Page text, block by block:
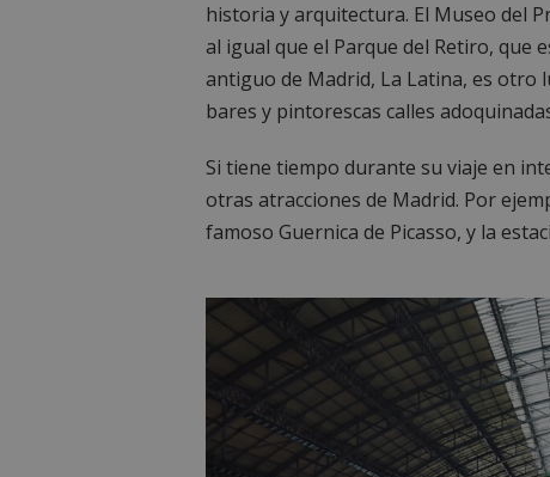
historia y arquitectura. El Museo del
al igual que el Parque del Retiro, que
antiguo de Madrid, La Latina, es otro
bares y pintorescas calles
Si tiene tiempo durante su viaje en
otras atracciones de Madrid. Por
famoso Guernica de Picasso, y la